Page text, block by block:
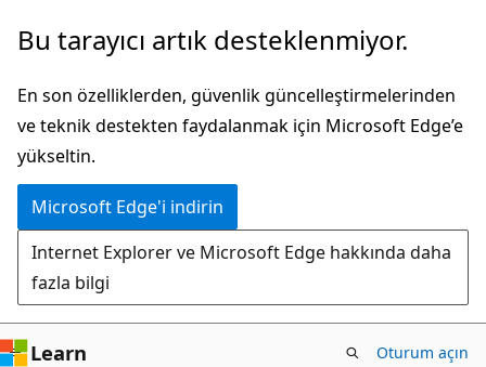
Ana
atla
Bu tarayıcı artık desteklenmiyor.
En son özelliklerden, güvenlik güncelleştirmelerinden
ve teknik destekten faydalanmak için Microsoft Edge’e
yükseltin.
Microsoft Edge'i indirin
Internet Explorer ve Microsoft Edge hakkında daha
fazla bilgi
Learn Oturum açın